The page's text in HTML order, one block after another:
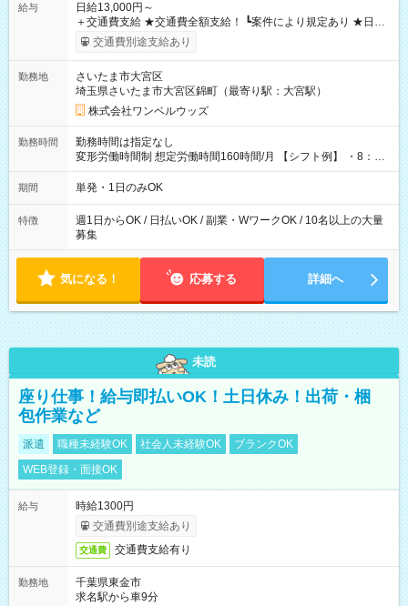
給与
日給13,000円～
＋交通費支給 ★交通費全額支給！ ┗案件により規定あり ★日払
いOK！（規定あり） ┗働いたその日に現金GET♪ お仕事後はコ
ンビニATMから 日払い分を引き落とせます！ 【試用期間】試
交通費別途支給あり
勤務地
さいたま市大宮区
埼玉県さいたま市大宮区錦町（最寄り駅：大宮駅）
株式会社ワンベルウッズ
勤務時間
勤務時間は指定なし
変形労働時間制 想定労働時間160時間/月 【シフト例】 ・8：00
～21：00
期間 単発・1日のみOK
特徴
週1日からOK / 日払いOK / 副業・WワークOK / 10名以上の大量
募集
気になる！ 応募する 詳細へ
未読
座り仕事！給与即払いOK！土日休み！出荷・梱
包作業など
派遣 職種未経験OK 社会人未経験OK
ブランクOK
WEB登録・面接OK
給与
時給1300円
交通費別途支給あり
交通費 交通費支給有り
勤務地
千葉県東金市
求名駅から車9分